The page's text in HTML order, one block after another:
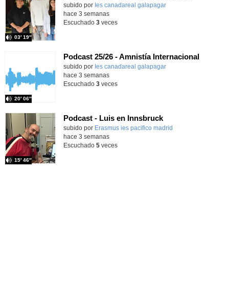
subido por Ies canadareal galapagar
03′ 19″
-
hace 3 semanas
Escuchado 3veces
Podcast 25/26 - Amnistía Internacional
subido por Ies canadareal galapagar
20′ 06″
-
hace 3 semanas
Escuchado 3veces
Podcast - Luis en Innsbruck
subido por Erasmus ies pacifico madrid
15′ 46″
hace 3 semanas
Escuchado 5veces